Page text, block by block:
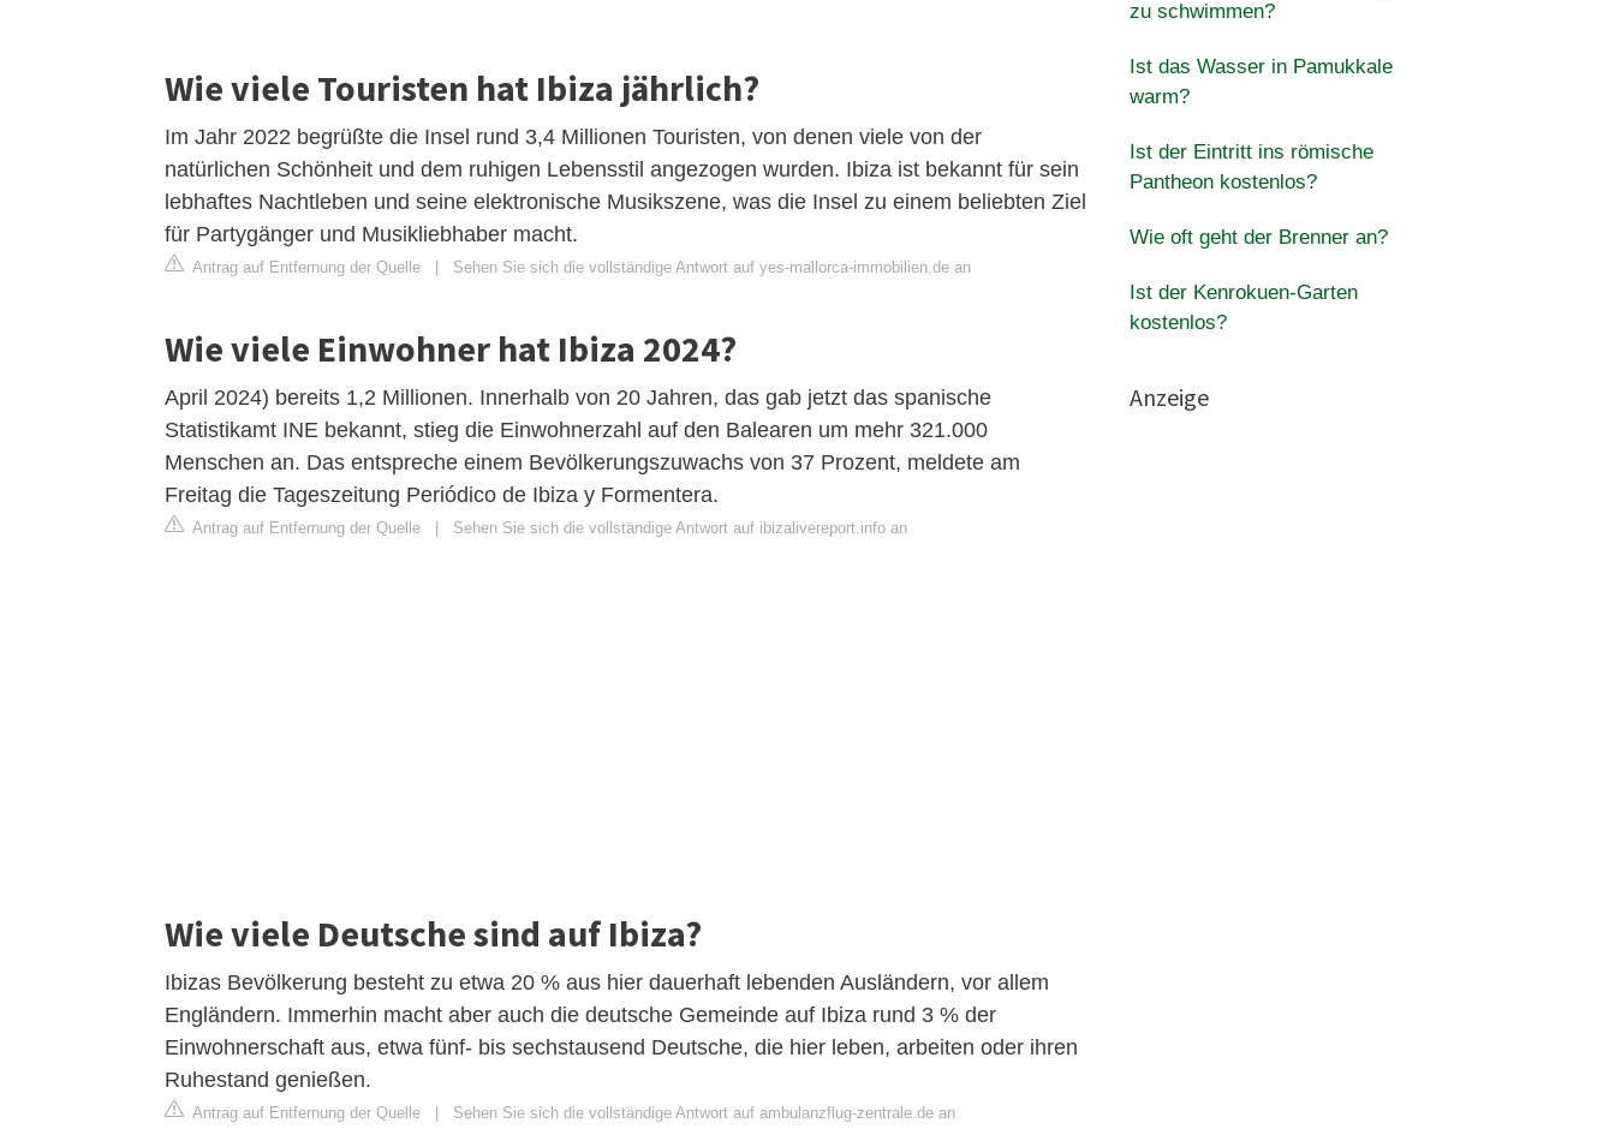
Wie viele Touristen hat Ibiza jährlich?
Im Jahr 2022 begrüßte die Insel rund 3,4 Millionen Touristen, von denen viele von der
natürlichen Schönheit und dem ruhigen Lebensstil angezogen wurden. Ibiza ist bekannt für sein
lebhaftes Nachtleben und seine elektronische Musikszene, was die Insel zu einem beliebten Ziel
für Partygänger und Musikliebhaber macht.
Antrag auf Entfernung der Quelle Sehen Sie sich die vollständige Antwort auf yes-mallorca-immobilien.de an
Wie viele Einwohner hat Ibiza 2024?
April 2024) bereits 1,2 Millionen. Innerhalb von 20 Jahren, das gab jetzt das spanische
Statistikamt INE bekannt, stieg die Einwohnerzahl auf den Balearen um mehr 321.000
Menschen an. Das entspreche einem Bevölkerungszuwachs von 37 Prozent, meldete am
Freitag die Tageszeitung Periódico de Ibiza y Formentera.
Antrag auf Entfernung der Quelle Sehen Sie sich die vollständige Antwort auf ibizalivereport.info an
Wie viele Deutsche sind auf Ibiza?
Ibizas Bevölkerung besteht zu etwa 20 % aus hier dauerhaft lebenden Ausländern, vor allem
Engländern. Immerhin macht aber auch die deutsche Gemeinde auf Ibiza rund 3 % der
Einwohnerschaft aus, etwa fünf- bis sechstausend Deutsche, die hier leben, arbeiten oder ihren
Ruhestand genießen.
Antrag auf Entfernung der Quelle Sehen Sie sich die vollständige Antwort auf ambulanzflug-zentrale.de an
zu schwimmen?
Ist das Wasser in Pamukkale
warm?
Ist der Eintritt ins römische
Pantheon kostenlos?
Wie oft geht der Brenner an?
Ist der Kenrokuen-Garten
kostenlos?
Anzeige